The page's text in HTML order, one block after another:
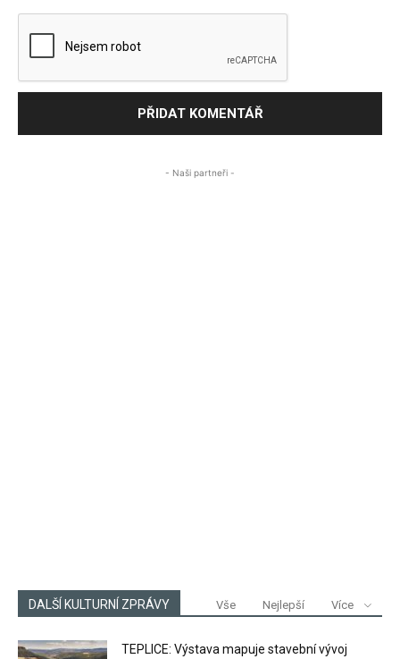
- Naši partneři -
DALŠÍ KULTURNÍ ZPRÁVY Vše Nejlepší Více
TEPLICE: Výstava mapuje stavební vývoj